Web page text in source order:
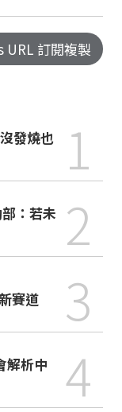
URL 訂閱複製
1
：若未 2
賽道 3
4